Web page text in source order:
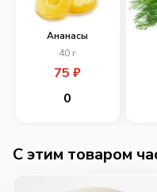
Ананасы
40 г
75₽
0
C этим товаром